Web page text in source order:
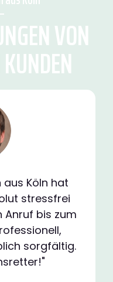
VON
aus Köln hat
stressfrei
bis zum
sorgfältig.